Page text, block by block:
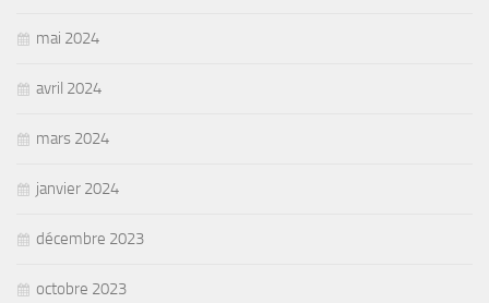
mai 2024
avril 2024
mars 2024
janvier 2024
décembre 2023
octobre 2023